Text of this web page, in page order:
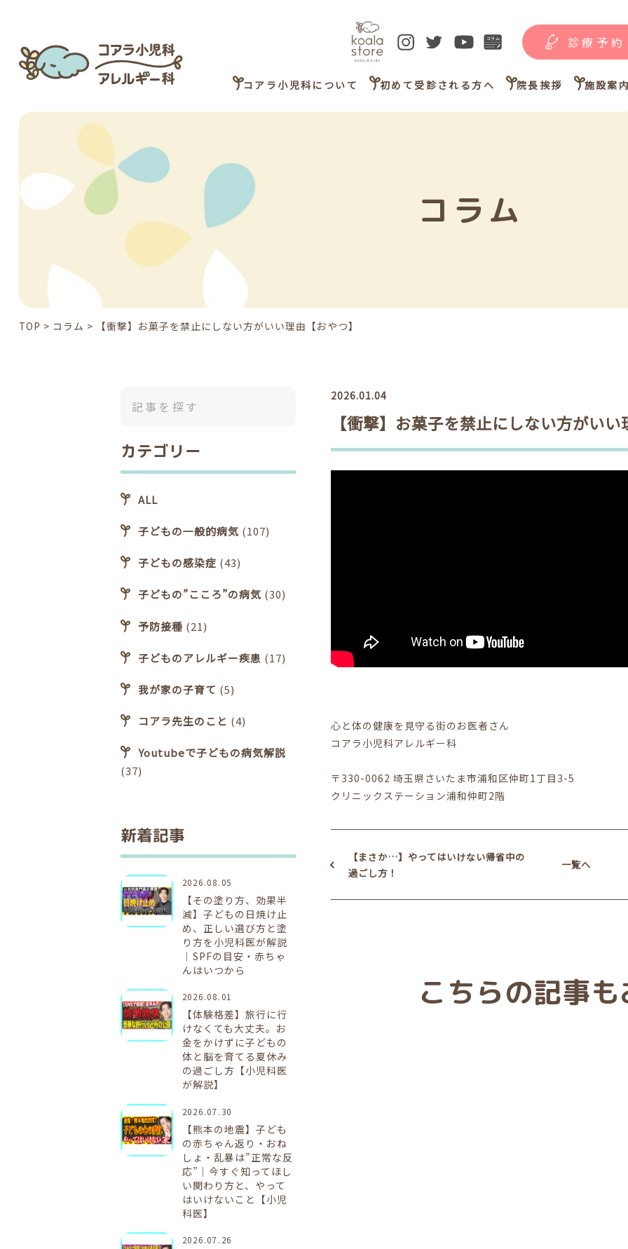
診療予約
コアラ小児科について 初めて受診される方へ 院長挨拶 施設案
コラム
TOP > コラム > 【衝撃】お菓子を禁止にしない方がいい理由【おやつ】
2026.01.04
【衝撃】お菓子を禁止にしない方がい
心と体の健康を見守る街のお医者さん
コアラ小児科アレルギー科
〒330-0062 埼玉県さいたま市浦和区仲町1丁目3-5
クリニックステーション浦和仲町2階
【まさか…】やってはいけない帰省中の
過ごし方！
一覧へ
こちらの記事
カテゴリー
ALL
子どもの一般的病気 (107)
子どもの感染症 (43)
子どもの”こころ”の病気 (30)
予防接種 (21)
子どものアレルギー疾患 (17)
我が家の子育て (5)
コアラ先生のこと (4)
Youtubeで子どもの病気解説
(37)
新着記事
2026.08.05
【その塗り方、効果半
減】子どもの日焼け止
め、正しい選び方と塗
り方を小児科医が解説
｜SPFの目安・赤ちゃ
んはいつから
2026.08.01
【体験格差】旅行に行
けなくても大丈夫。お
金をかけずに子どもの
体と脳を育てる夏休み
の過ごし方【小児科医
が解説】
2026.07.30
【熊本の地震】子ども
の赤ちゃん返り・おね
しょ・乱暴は”正常な反
応”｜今すぐ知ってほし
い関わり方と、やって
はいけないこと【小児
科医】
2026.07.26